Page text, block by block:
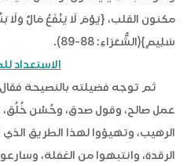
سَلِيمٍ}(الشُّعَرَاءِ: 88-89).
الاستعداد
ثم توجه فضيلته بالنصيحة فقال:
عمل صالح، وقول صدق، وحُسْن خُلُق،
الرهيب، وتهيؤوا لهذا الطريق
الرقدة، وانتبهوا من الغفلة،